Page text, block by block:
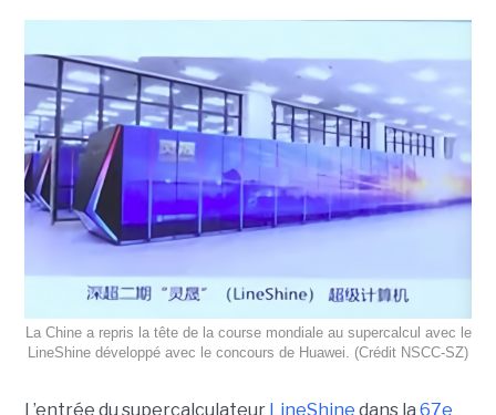
La Chine a repris la tête de la course mondiale au supercalcul avec le
LineShine développé avec le concours de Huawei. (Crédit NSCC‑SZ)
L’entrée du supercalculateur LineShine dans la 67e